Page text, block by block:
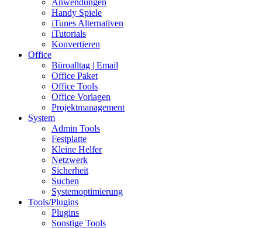
Handy Spiele
iTunes Alternativen
iTutorials
Konvertieren
Office
Büroalltag | Email
Office Paket
Office Tools
Office Vorlagen
Projektmanagement
System
Admin Tools
Festplatte
Kleine Helfer
Netzwerk
Sicherheit
Suchen
Systemoptimierung
Tools/Plugins
Plugins
Sonstige Tools